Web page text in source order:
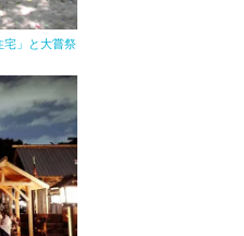
宅」と大嘗祭